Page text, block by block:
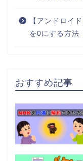
【アンドロイ
を0にする方法
おすすめ記事